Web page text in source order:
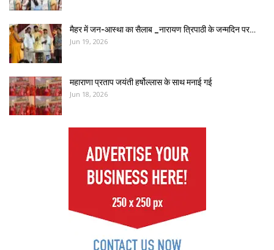
मैहर में जन-आस्था का सैलाब _नारायण त्रिपाठी के जन्मदिन पर…
Jun 19, 2026
महाराणा प्रताप जयंती हर्षोल्लास के साथ मनाई गई
Jun 18, 2026